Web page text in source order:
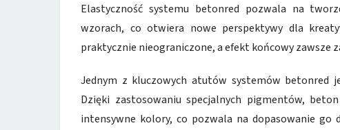
Elastyczność systemu betonred pozwala na
wzorach, co otwiera nowe perspektywy dla
praktycznie nieograniczone, a efekt końcowy zawsze
Jednym z kluczowych atutów systemów betonred
Dzięki zastosowaniu specjalnych pigmentów,
intensywne kolory, co pozwala na dopasowanie